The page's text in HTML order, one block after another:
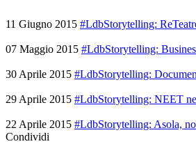
11 Giugno 2015 #LdbStorytelling:
07 Maggio 2015 #LdbStorytelling:
30 Aprile 2015 #LdbStorytelling:
29 Aprile 2015 #LdbStorytelling: NEET
22 Aprile 2015 #LdbStorytelling: Asola,
Condividi